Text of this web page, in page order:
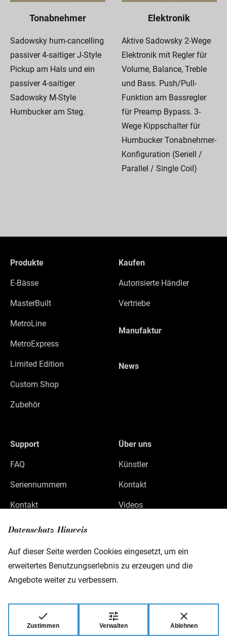
Datenschutz-Hinweis
Auf dieser Seite werden Cookies eingesetzt, um ein
erweitertes Benutzungserlebnis zu erzeugen und die
Angebote weiter zu verbessern.
Zustimmen Verwalten Ablehnen
Tonabnehmer
Sadowsky hum-cancelling
passiver 4-saitiger J-Style
Pickup am Hals und ein
passiver 4-saitiger
Sadowsky M-Style
Humbucker am Steg.
Elektronik
Aktive Sadowsky 2-Wege
Elektronik mit Regler für
Volume, Balance, Treble
und Bass. Push/Pull-
Funktion am Bassregler
für Preamp Bypass. 3-
Wege Kippschalter für
Humbucker Tonabnehmer-
Konfiguration (Seriell /
Parallel / Single Coil)
Produkte
E-Bässe
MasterBuilt
MetroLine
MetroExpress
Limited Edition
Custom Shop
Zubehör
Kaufen
Autorisierte Händler
Vertriebe
Manufaktur
News
Support
FAQ
Seriennummern
Kontakt
Über uns
Künstler
Kontakt
Videos
Gewerbepark 46
© 2026 Warwick GmbH & Co Music Equipment
KG.